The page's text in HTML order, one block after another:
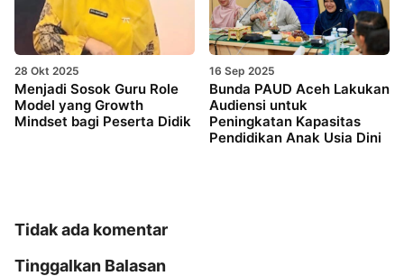
28 Okt 2025
Menjadi Sosok Guru Role
Model yang Growth
Mindset bagi Peserta Didik
16 Sep 2025
Bunda PAUD Aceh Lakukan
Audiensi untuk
Peningkatan Kapasitas
Pendidikan Anak Usia Dini
Tidak ada komentar
Tinggalkan Balasan